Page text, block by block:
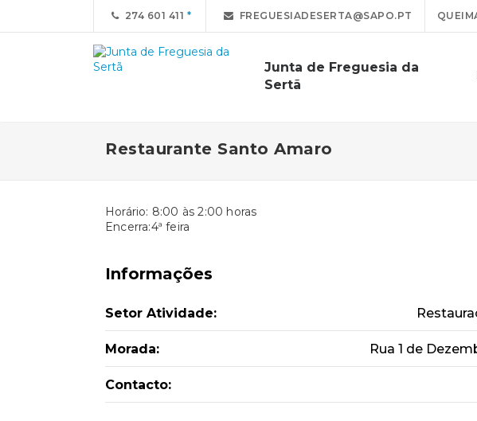
274 601 411 FREGUESIADESERTA@SAPO.PT
Junta de Freguesia da
Sertã
Restaurante Santo Amaro
Horário: 8:00 às 2:00 horas
Encerra:4ª feira
Informações
Setor Atividade:
Morada: Rua 1 de
Contacto: